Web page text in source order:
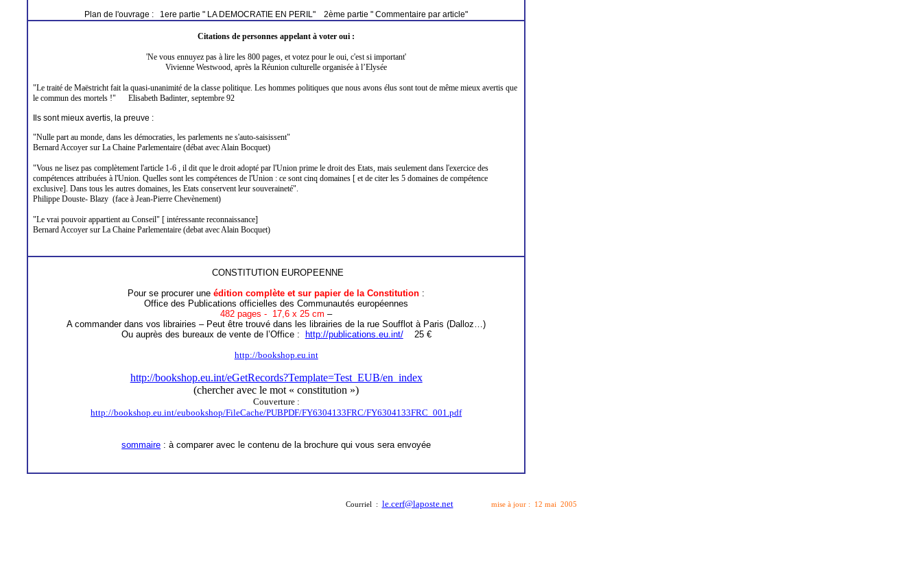
Plan de l'ouvrage : 1ere partie " LA DEMOCRATIE EN PERIL" 2ème partie " Commentaire par article"
Citations de personnes appelant à voter oui :
'Ne vous ennuyez pas à lire les 800 pages, et votez pour le oui, c'est si important'
Vivienne Westwood , aprèsla Réunion culturelle organisée à l’Elysée
"Le traité de Maëstricht fait la quasi-unanimité de la classe politique. Les hommes politiques que nous avons élus sont tout de même mieux avertis que
le commun des mortels !"
Elisabeth Badinter, septembre 92
Ils sont mieux avertis, la preuve :
"Nulle part au monde, dans les démocraties, les parlements ne s'auto-saisissent"
Bernard Accoyer surLaChaine Parlementaire (débat avec Alain Bocquet)
"Vous ne lisez pas complètement l'article 1-6 , il dit que le droit adopté par l'Union prime le droit des Etats, mais seulement dans l'exercice des
compétences attribuées à l'Union. Quelles sont les compétences de l'Union : ce sont cinq domaines[ et de citer les 5 domaines de compétence
exclusive]. Dans tous les autres domaines, les Etats conservent leur souveraineté".
PhilippeDouste-Blazy (face à Jean-Pierre Chevènement)
"Le vrai pouvoir appartient au Conseil"[ intéressante reconnaissance]
Bernard Accoyer surLaChaine Parlementaire (debat avec Alain Bocquet)
CONSTITUTION EUROPEENNE
Pour se procurer uneédition complète et sur papier dela Constitution :
Office des Publications officielles des Communautés européennes
482 pages - 17,6 x 25 cm –
A commander dans vos librairies – Peut être trouvé dans les librairies de la rue Soufflot à Paris (Dalloz…)
Ou auprès des bureaux de vente de l’Office : http://publications.eu.int/
25 €
http://bookshop.eu.int
http://bookshop.eu.int/eGetRecords?Template=Test_EUB/en_index
(chercher avec le mot « constitution »)
Couverture :
http://bookshop.eu.int/eubookshop/FileCache/PUBPDF/FY6304133FRC/FY6304133FRC_001.pdf
sommaire : à comparer avec le contenu de la brochure qui vous sera envoyée
Courriel : le.cerf@laposte.net mise à jour : 12 mai 2005